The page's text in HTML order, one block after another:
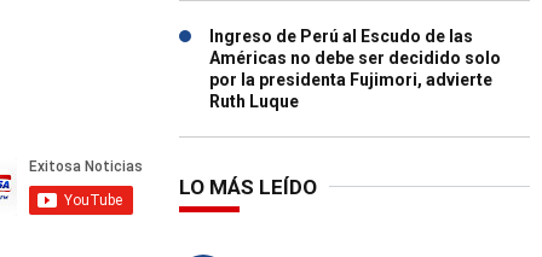
Ingreso de Perú al Escudo de las
Américas no debe ser decidido solo
por la presidenta Fujimori, advierte
Ruth Luque
LO MÁS LEÍDO